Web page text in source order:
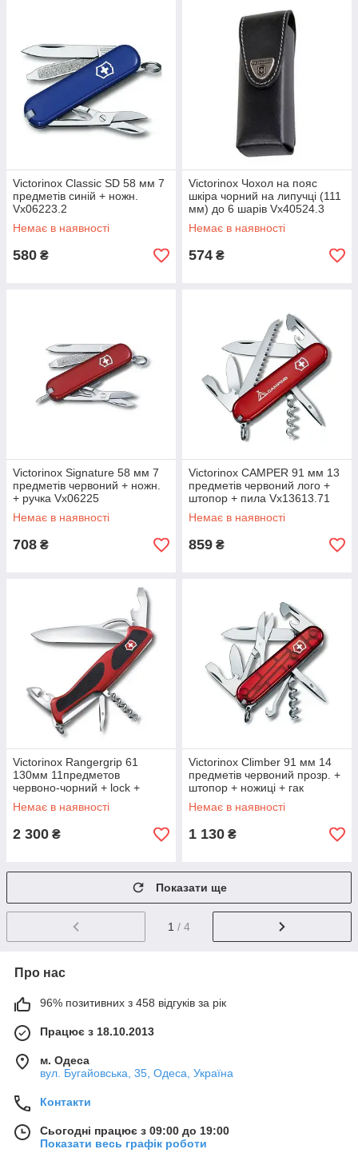
Victorinox Classic SD 58 мм 7
предметів синій + ножн.
Vx06223.2
Немає в наявності
580 ₴
Victorinox Чохол на пояс
шкіра чорний на липучці (111
мм) до 6 шарів Vx40524.3
Немає в наявності
574 ₴
Victorinox Signature 58 мм 7
предметів червоний + ножн.
+ ручка Vx06225
Немає в наявності
708 ₴
Victorinox CAMPER 91 мм 13
предметів червоний лого +
штопор + пила Vx13613.71
Немає в наявності
859 ₴
Victorinox Rangergrip 61
130мм 11предметов
червоно-чорний + lock +
одноруч + штопор
Vx09553.MC
Немає в наявності
2 300 ₴
Victorinox Climber 91 мм 14
предметів червоний прозр. +
штопор + ножиці + гак
Vx13703.T
Немає в наявності
1 130 ₴
Показати ще
1 / 4
Про нас
96% позитивних з 458 відгуків за рік
Працює з 18.10.2013
м. Одеса
вул. Бугайовська, 35, Одеса, Україна
Контакти
Сьогодні працює з 09:00 до 19:00
Показати весь графік роботи